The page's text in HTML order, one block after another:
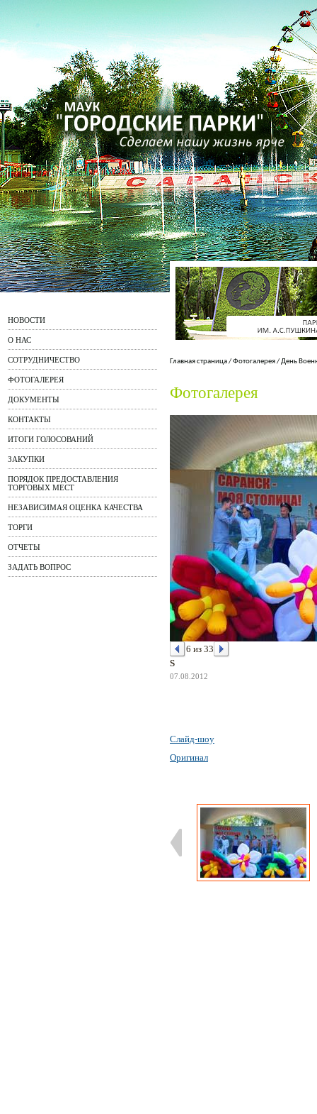
НОВОСТИ
О НАС
СОТРУДНИЧЕСТВО
ФОТОГАЛЕРЕЯ
ДОКУМЕНТЫ
КОНТАКТЫ
ИТОГИ ГОЛОСОВАНИЙ
ЗАКУПКИ
ПОРЯДОК ПРЕДОСТАВЛЕНИЯ
ТОРГОВЫХ МЕСТ
НЕЗАВИСИМАЯ ОЦЕНКА КАЧЕСТВА
ТОРГИ
ОТЧЕТЫ
ЗАДАТЬ ВОПРОС
Главная страница/Фотогалерея/День
Фотогалерея
6 из 33
S
07.08.2012
Слайд-шоу
Оригинал